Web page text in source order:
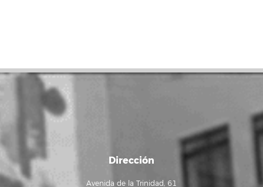
Dirección
Avenida de la Trinidad, 61